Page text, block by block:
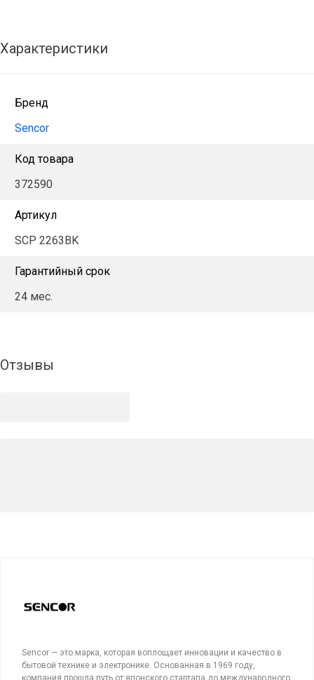
Характеристики
Бренд
Sencor
Код товара
372590
Артикул
SCP 2263BK
Гарантийный срок
24 мес.
Отзывы
Sencor — это марка, которая воплощает инновации и качество в
бытовой технике и электронике. Основанная в 1969 году,
компания прошла путь от японского стартапа до международного